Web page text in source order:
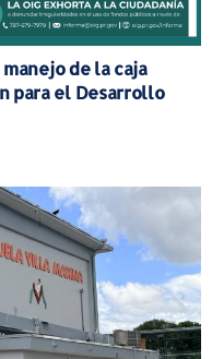
de la caja
para el Desarrollo